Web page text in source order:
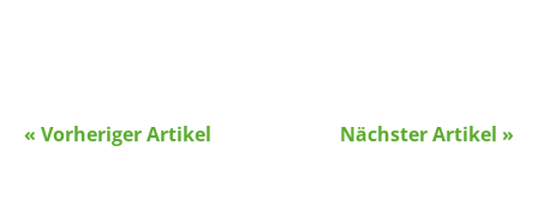
Nächster Artikel »
« Vorheriger Artikel